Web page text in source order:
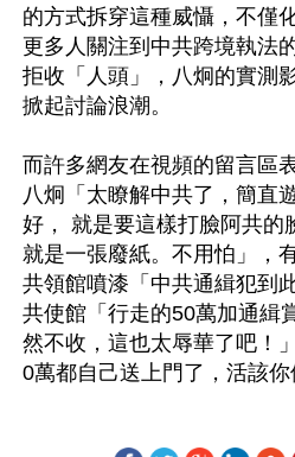
的方式拆穿這種威懾，不僅
更多人關注到中共跨境執法
拒收「人頭」，八炯的實測
掀起討論浪潮。
而許多網友在視頻的留言區
八炯「太瞭解中共了，簡直
好， 就是要這樣打臉阿共的
就是一張廢紙。不用怕」，
共領館噴漆「中共通緝犯到
共使館「行走的50萬加通緝
然不收，這也太辱華了吧！